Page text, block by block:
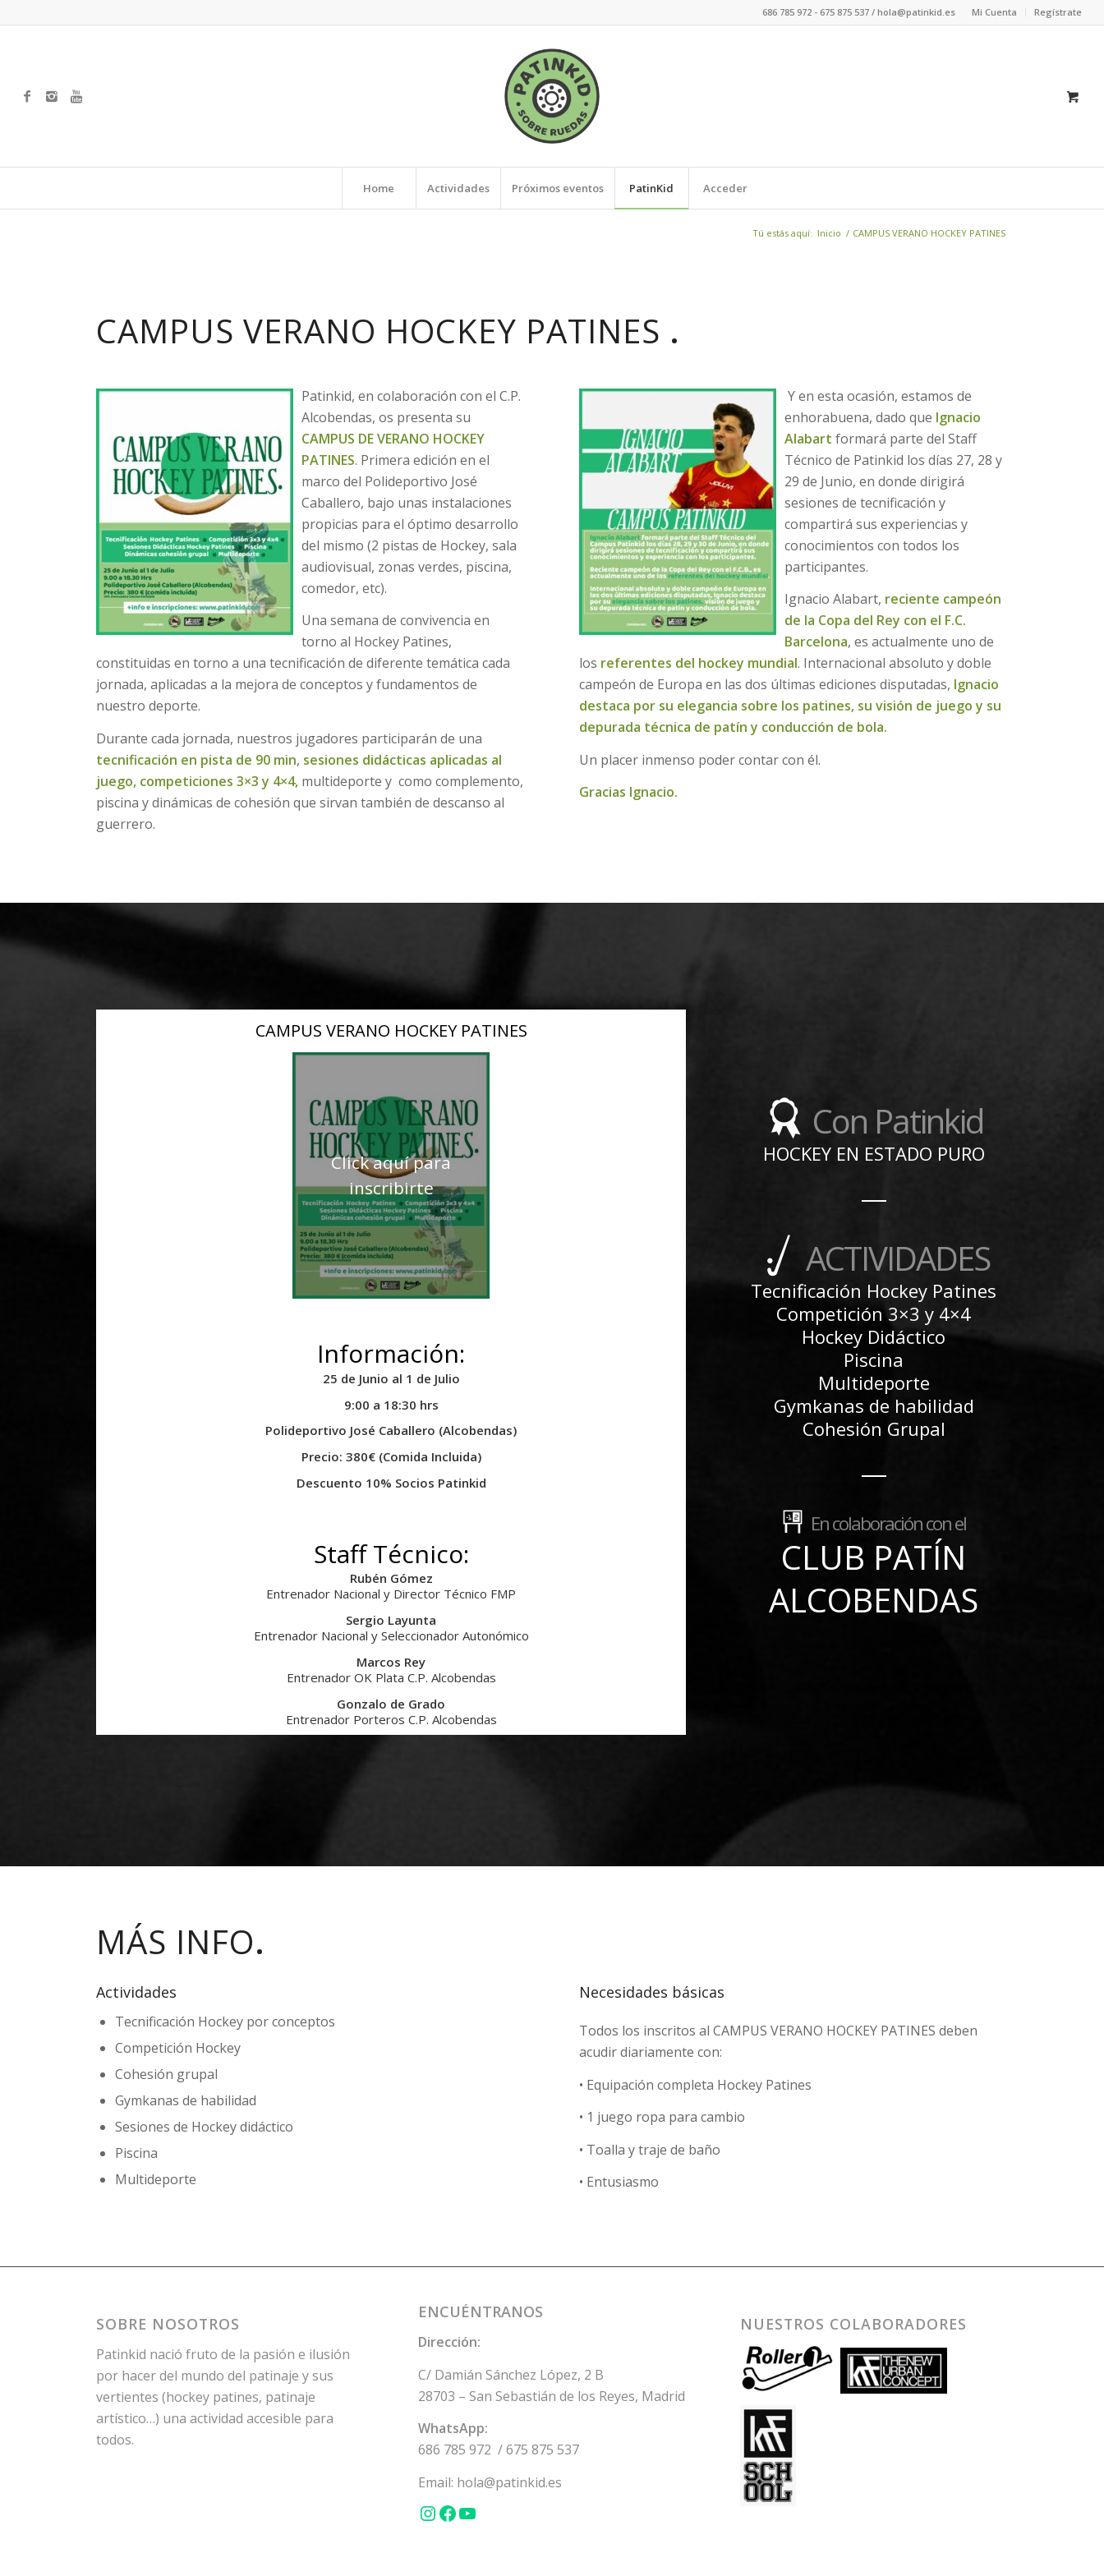
Mi Cuenta Regístrate
686 785 972 - 675 875 537 / hola@patinkid.es
Home Actividades Próximos eventos PatinKid Acceder
Tú estás aquí: Inicio / CAMPUS VERANO HOCKEY PATINES
CAMPUS VERANO HOCKEY PATINES .
Patinkid, en colaboración con el C.P.
Alcobendas, os presenta su
CAMPUS DE VERANO HOCKEY
PATINES. Primera edición en el
marco del Polideportivo José
Caballero, bajo unas instalaciones
propicias para el óptimo desarrollo
del mismo (2 pistas de Hockey, sala
audiovisual, zonas verdes, piscina,
comedor, etc).
Una semana de convivencia en
torno al Hockey Patines,
constituidas en torno a una tecnificación de diferente temática cada
jornada, aplicadas a la mejora de conceptos y fundamentos de
nuestro deporte.
Durante cada jornada, nuestros jugadores participarán de una
tecnificación en pista de 90 min, sesiones didácticas aplicadas al
juego, competiciones 3×3 y 4×4, multideporte y como complemento,
piscina y dinámicas de cohesión que sirvan también de descanso al
guerrero.
Y en esta ocasión, estamos de
enhorabuena, dado que Ignacio
Alabart formará parte del Staff
Técnico de Patinkid los días 27, 28 y
29 de Junio, en donde dirigirá
sesiones de tecnificación y
compartirá sus experiencias y
conocimientos con todos los
participantes.
Ignacio Alabart, reciente campeón
de la Copa del Rey con el F.C.
Barcelona, es actualmente uno de
los referentes del hockey mundial. Internacional absoluto y doble
campeón de Europa en las dos últimas ediciones disputadas, Ignacio
destaca por su elegancia sobre los patines, su visión de juego y su
depurada técnica de patín y conducción de bola.
Un placer inmenso poder contar con él.
Gracias Ignacio.
CAMPUS VERANO HOCKEY PATINES
Click aquí para
inscribirte
Información:
25 de Junio al 1 de Julio
9:00 a 18:30 hrs
Polideportivo José Caballero (Alcobendas)
Precio: 380€ (Comida Incluida)
Descuento 10% Socios Patinkid
Staff Técnico:
Rubén Gómez
Entrenador Nacional y Director Técnico FMP
Sergio Layunta
Entrenador Nacional y Seleccionador Autonómico
Marcos Rey
Entrenador OK Plata C.P. Alcobendas
Gonzalo de Grado
Entrenador Porteros C.P. Alcobendas
Con Patinkid
HOCKEY EN ESTADO PURO
ACTIVIDADES
Tecnificación Hockey Patines
Competición 3×3 y 4×4
Hockey Didáctico
Piscina
Multideporte
Gymkanas de habilidad
Cohesión Grupal
En colaboración con el
CLUB PATÍN
ALCOBENDAS
MÁS INFO.
Actividades
Tecnificación Hockey por conceptos
Competición Hockey
Cohesión grupal
Gymkanas de habilidad
Sesiones de Hockey didáctico
Piscina
Multideporte
Necesidades básicas
Todos los inscritos al CAMPUS VERANO HOCKEY PATINES deben
acudir diariamente con:
• Equipación completa Hockey Patines
• 1 juego ropa para cambio
• Toalla y traje de baño
• Entusiasmo
SOBRE NOSOTROS
Patinkid nació fruto de la pasión e ilusión
por hacer del mundo del patinaje y sus
vertientes (hockey patines, patinaje
artístico…) una actividad accesible para
todos.
ENCUÉNTRANOS
Dirección:
C/ Damián Sánchez López, 2 B
28703 – San Sebastián de los Reyes, Madrid
WhatsApp:
686 785 972 /675 875 537
Email: hola@patinkid.es
NUESTROS COLABORADORES